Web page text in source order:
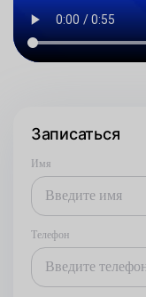
Записаться
Имя
Телефон